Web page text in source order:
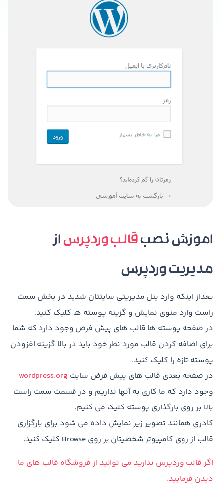
اموزش نصبقالب وردپرساز
مدیریت وردپرس
بعداز اینکه وارد پنل مدیریتی سایتتان شدید در بخش سمت
راست وارد منوی نمایش و گزینه پوسته ها کلیک کنید.
در صفحه پوسته ها قالب های پیش فرض وجود دارد که شما
برای اضافه کردن قالب مورد نظر خود باید در بالا گزینه افزودن
پوسته تازه را کلیک کنید.
در صفحه بعدی قالب های پیش فرض سایت wordpress.org
وجود دارد که ما کاری به آنها نداریم و در قسمت سمت راست
بالا بر روی بارگذاری پوسته کلیک می کنیم.
کادری همانند تصویر زیر نمایش داده می شود برای بارگزاری
قالب از روی کامپیوتر شخصیتان بر روی Browse کلیک کنید.
اگر قالب وردپرس ندارید می توانید از فروشگاه قالب های ما
دیدن فرمایید.